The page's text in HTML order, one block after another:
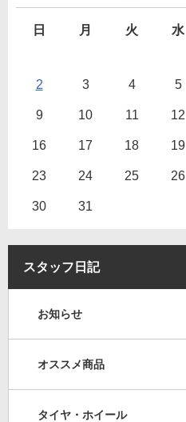
日 月 火 水
2 3 4 5
9 10 11 12
16 17 18 19
23 24 25 26
30 31
スタッフ日記
お知らせ
オススメ商品
タイヤ・ホイール